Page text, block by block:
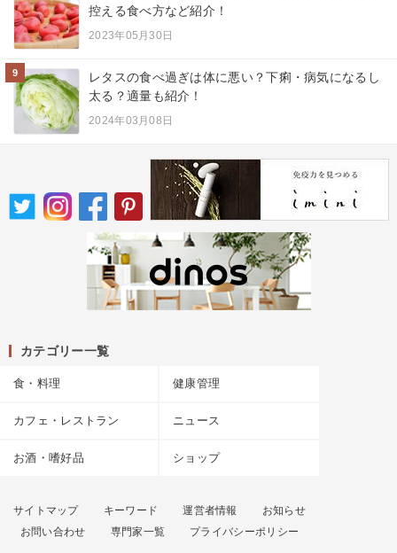
控える食べ方など紹介！
2023年05月30日
9
レタスの食べ過ぎは体に悪い？下痢・病気になるし
太る？適量も紹介！
2024年03月08日
カテゴリー一覧
食・料理 健康管理
カフェ・レストラン ニュース
お酒・嗜好品 ショップ
サイトマップ キーワード 運営者情報
お知らせ
お問い合わせ
専門家一覧 プライバシーポリシー